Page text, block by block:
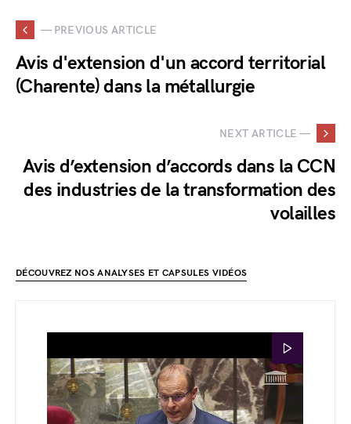
— PREVIOUS ARTICLE
Avis d'extension d'un accord territorial
(Charente) dans la métallurgie
NEXT ARTICLE —
Avis d’extension d’accords dans la CCN
des industries de la transformation des
volailles
DÉCOUVREZ NOS ANALYSES ET CAPSULES VIDÉOS